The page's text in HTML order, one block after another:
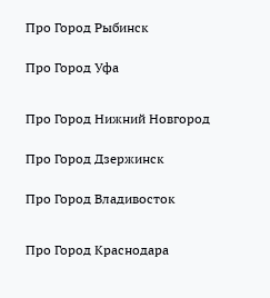
Про Город Рыбинск
Про Город Уфа
Про Город Нижний Новгород
Про Город Дзержинск
Про Город Владивосток
Про Город Краснодара